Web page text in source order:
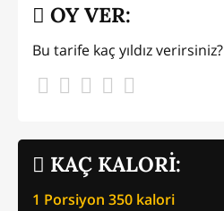
KAÇ KALORİ:
1 Porsiyon 350 kalori
OY VER:
Bu tarife kaç yıldız verirsiniz?